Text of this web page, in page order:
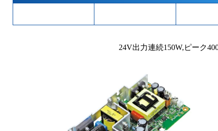
24V出力連続150W,ピーク